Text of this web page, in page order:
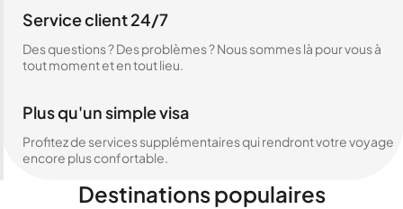
Service client 24/7
Des questions ? Des problèmes ? Nous sommes là pour vous à
tout moment et en tout lieu.
Plus qu'un simple visa
Profitez de services supplémentaires qui rendront votre voyage
encore plus confortable.
Destinations populaires